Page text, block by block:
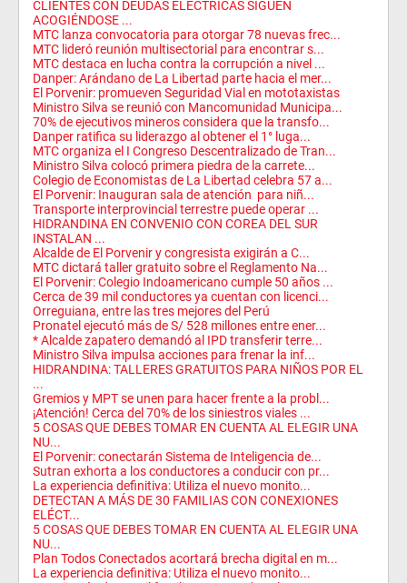
CLIENTES CON DEUDAS ELÉCTRICAS SIGUEN
ACOGIÉNDOSE ...
MTC lanza convocatoria para otorgar 78 nuevas frec...
MTC lideró reunión multisectorial para encontrar s...
MTC destaca en lucha contra la corrupción a nivel ...
Danper: Arándano de La Libertad parte hacia el mer...
El Porvenir: promueven Seguridad Vial en mototaxistas
Ministro Silva se reunió con Mancomunidad Municipa...
70% de ejecutivos mineros considera que la transfo...
Danper ratifica su liderazgo al obtener el 1° luga...
MTC organiza el I Congreso Descentralizado de Tran...
Ministro Silva colocó primera piedra de la carrete...
Colegio de Economistas de La Libertad celebra 57 a...
El Porvenir: Inauguran sala de atención para niñ...
Transporte interprovincial terrestre puede operar ...
HIDRANDINA EN CONVENIO CON COREA DEL SUR
INSTALAN ...
Alcalde de El Porvenir y congresista exigirán a C...
MTC dictará taller gratuito sobre el Reglamento Na...
El Porvenir: Colegio Indoamericano cumple 50 años ...
Cerca de 39 mil conductores ya cuentan con licenci...
Orreguiana, entre las tres mejores del Perú
Pronatel ejecutó más de S/ 528 millones entre ener...
* Alcalde zapatero demandó al IPD transferir terre...
Ministro Silva impulsa acciones para frenar la inf...
HIDRANDINA: TALLERES GRATUITOS PARA NIÑOS POR EL
...
Gremios y MPT se unen para hacer frente a la probl...
¡Atención! Cerca del 70% de los siniestros viales ...
5 COSAS QUE DEBES TOMAR EN CUENTA AL ELEGIR UNA
NU...
El Porvenir: conectarán Sistema de Inteligencia de...
Sutran exhorta a los conductores a conducir con pr...
La experiencia definitiva: Utiliza el nuevo monito...
DETECTAN A MÁS DE 30 FAMILIAS CON CONEXIONES
ELÉCT...
5 COSAS QUE DEBES TOMAR EN CUENTA AL ELEGIR UNA
NU...
Plan Todos Conectados acortará brecha digital en m...
La experiencia definitiva: Utiliza el nuevo monito...